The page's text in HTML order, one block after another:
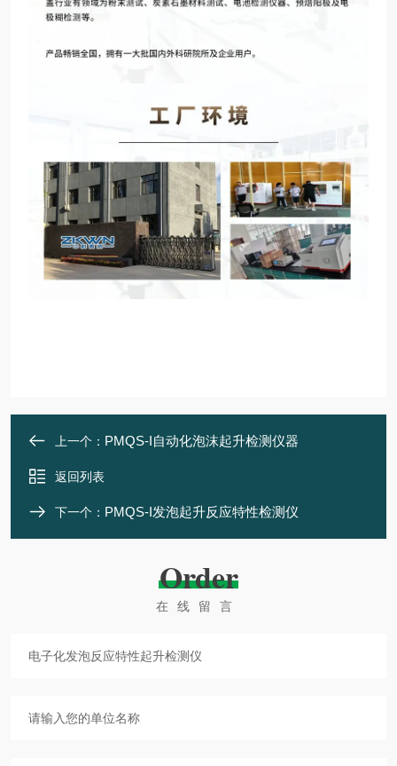
上一个： PMQS-I自动化泡沫起升检测仪器
返回列表
下一个： PMQS-I发泡起升反应特性检测仪
Order
在线留言